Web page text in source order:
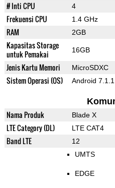
# Inti CPU 4
Frekuensi CPU 1.4 GHz
RAM 2GB
Kapasitas Storage
untuk Pemakai
16GB
Jenis Kartu Memori MicroSDXC
Sistem Operasi (OS) Android 7.1.1
Nama Produk Blade X
LTE Category (DL) LTE CAT4
Band LTE 12
UMTS
EDGE